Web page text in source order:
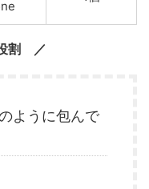
割
ように包んで